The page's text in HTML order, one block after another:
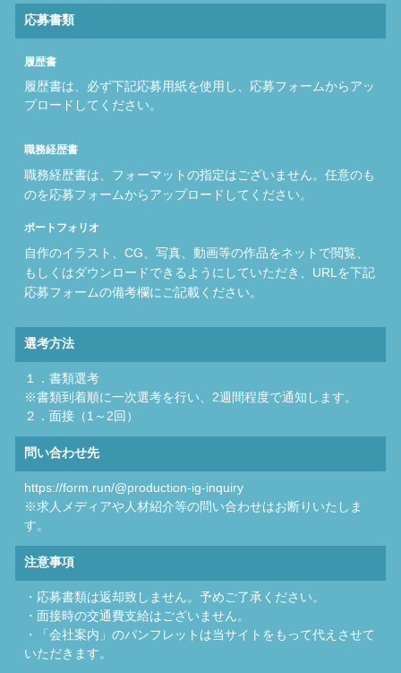
応募書類
履歴書
履歴書は、必ず下記応募用紙を使用し、応募フォームからアッ
プロードしてください。
職務経歴書
職務経歴書は、フォーマットの指定はございません。任意のも
のを応募フォームからアップロードしてください。
ポートフォリオ
自作のイラスト、CG、写真、動画等の作品をネットで閲覧、
もしくはダウンロードできるようにしていただき、URLを下記
応募フォームの備考欄にご記載ください。
選考方法
１．書類選考
※書類到着順に一次選考を行い、2週間程度で通知します。
２．面接（1～2回）
問い合わせ先
https://form.run/@production-ig-inquiry
※求人メディアや人材紹介等の問い合わせはお断りいたしま
す。
注意事項
・応募書類は返却致しません。予めご了承ください。
・面接時の交通費支給はございません。
・「会社案内」のパンフレットは当サイトをもって代えさせて
いただきます。